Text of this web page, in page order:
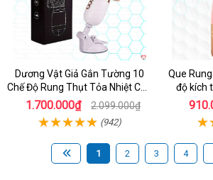
Dương Vật Giả Gắn Tường 10
Chế Độ Rung Thụt Tỏa Nhiệt Cao
Cấp
1.700.000₫ 2.099.000₫
(942)
Que
độ kích
1 2 3 4